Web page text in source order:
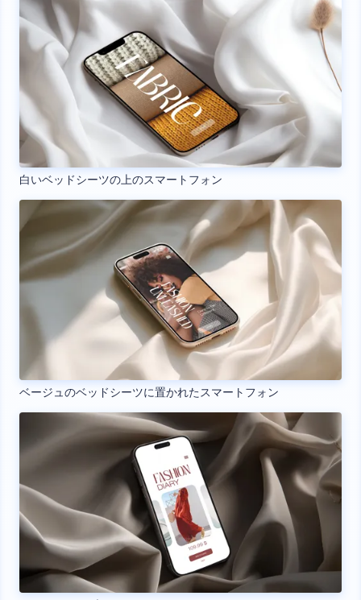
白いベッドシーツの上のスマートフォン
ベージュのベッドシーツに置かれたスマートフォン